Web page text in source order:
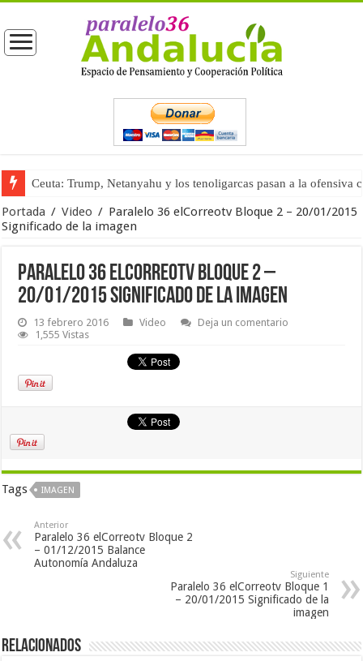
Ceuta: Trump, Netanyahu y los tenoligarcas pasan a la ofensiva
La masificación turística (tercera parte)
Portada / Video / Paralelo 36 elCorreotv Bloque 2 – 20/01/2015
Significado de la imagen
Paralelo 36 elCorreotv Bloque 2 –
20/01/2015 Significado de la imagen
13 febrero 2016 Video
Deja un comentario
1,555 Vistas
Tags IMAGEN
Anterior
Paralelo 36 elCorreotv Bloque 2
– 01/12/2015 Balance
Autonomía Andaluza
Siguiente
Paralelo 36 elCorreotv Bloque 1
– 20/01/2015 Significado de la
imagen
Relacionados